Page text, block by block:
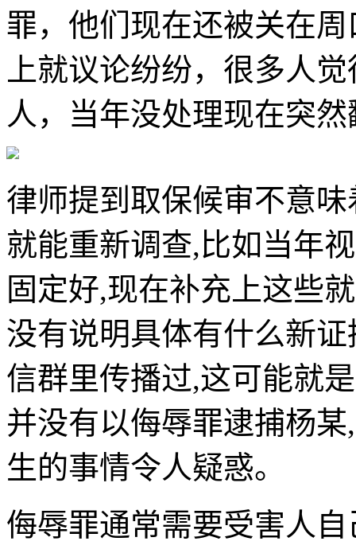
罪，他们现在还被关在
上就议论纷纷，很多人
人，当年没处理现在突
律师提到取保候审不意
就能重新调查,比如当年
固定好,现在补充上这些
没有说明具体有什么新
信群里传播过,这可能就
并没有以侮辱罪逮捕杨
生的事情令人疑惑。
侮辱罪通常需要受害人